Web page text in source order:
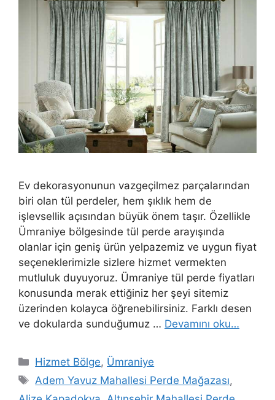
Ev dekorasyonunun vazgeçilmez parçalarından
biri olan tül perdeler, hem şıklık hem de
işlevsellik açısından büyük önem taşır. Özellikle
Ümraniye bölgesinde tül perde arayışında
olanlar için geniş ürün yelpazemiz ve uygun fiyat
seçeneklerimizle sizlere hizmet vermekten
mutluluk duyuyoruz. Ümraniye tül perde fiyatları
konusunda merak ettiğiniz her şeyi sitemiz
üzerinden kolayca öğrenebilirsiniz. Farklı desen
ve dokularda sunduğumuz … Devamını oku…
Hizmet Bölge, Ümraniye
Adem Yavuz Mahallesi Perde Mağazası,